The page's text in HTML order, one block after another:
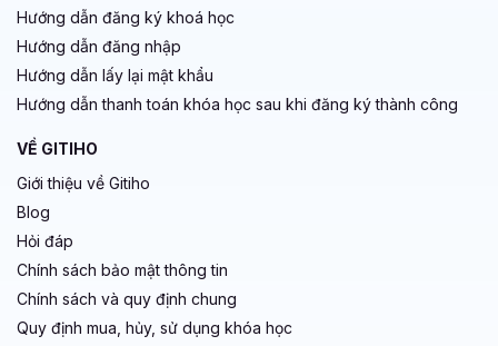
Hướng dẫn đăng ký khoá học
Hướng dẫn đăng nhập
Hướng dẫn lấy lại mật khẩu
Hướng dẫn thanh toán khóa học sau khi đăng ký thành công
VỀ GITIHO
Giới thiệu về Gitiho
Blog
Hỏi đáp
Chính sách bảo mật thông tin
Chính sách và quy định chung
Quy định mua, hủy, sử dụng khóa học